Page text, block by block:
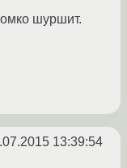
шуршит.
13:39:54